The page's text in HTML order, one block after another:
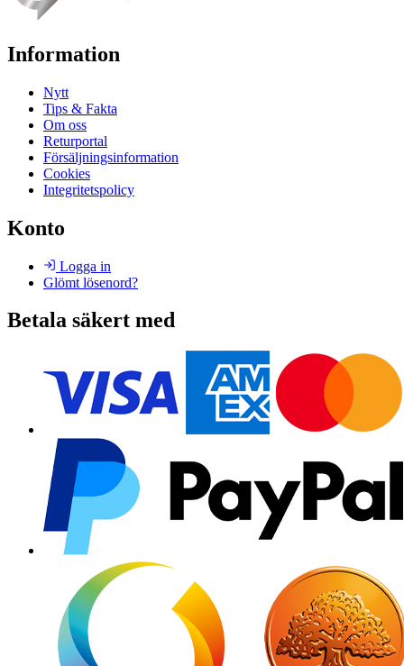
Information
Nytt
Tips & Fakta
Om oss
Returportal
Försäljningsinformation
Cookies
Integritetspolicy
Konto
Logga in
Glömt lösenord?
Betala säkert med